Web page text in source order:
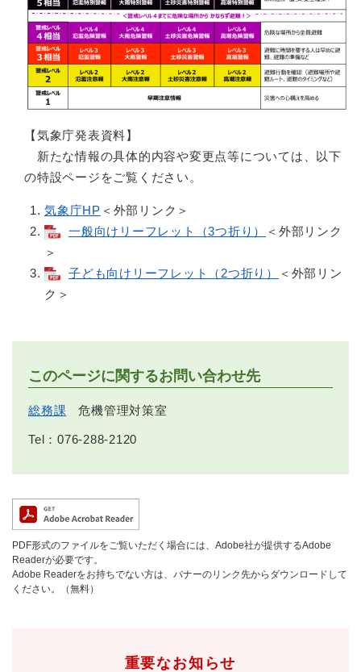
【気象庁発表資料】
新たな情報の具体的内容や変更点等については、以下
の特設ページをご覧ください。
気象庁HP ＜外部リンク＞
一般向けリーフレット（3つ折り）
＜外部リンク
＞
子ども向けリーフレット（2つ折り）
＜外部リン
ク＞
このページに関するお問い合わせ先
総務課 危機管理対策室
Tel：076-288-2120
PDF形式のファイルをご覧いただく場合には、Adobe社が提供するAdobe
Readerが必要です。
Adobe Readerをお持ちでない方は、バナーのリンク先からダウンロードして
ください。（無料）
重要なお知らせ